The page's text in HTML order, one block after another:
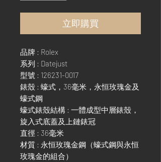
立即購買
品牌 : Rolex
系列 : Datejust
型號 : 126231-0017
錶殼 : 蠔式，36毫米，永恒玫瑰金及
蠔式鋼
蠔式錶殼結構 : 一體成型中層錶殼，
旋入式底蓋及上鏈錶冠
直徑 : 36毫米
材質 : 永恒玫瑰金鋼（蠔式鋼與永恒
玫瑰金的組合）